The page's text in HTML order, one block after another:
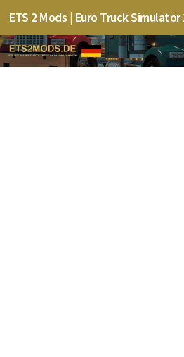
ETS 2 Mods | Euro Truck Simulator